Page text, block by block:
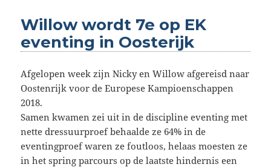
Willow wordt 7e op EK
eventing in Oosterijk
Afgelopen week zijn Nicky en Willow afgereisd naar
Oostenrijk voor de Europese Kampioenschappen
2018.
Samen kwamen zei uit in de discipline eventing met
nette dressuurproef behaalde ze 64% in de
eventingproef waren ze foutloos, helaas moesten ze
in het spring parcours op de laatste hindernis een